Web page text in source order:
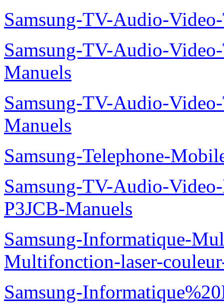
Samsung-TV-Audio-
Samsung-TV-Audio-
Manuels
Samsung-TV-Audio-
Manuels
Samsung-Telephone-
Samsung-TV-Audio-
P3JCB-Manuels
Samsung-Informatique-
Multifonction-laser-
Samsung-